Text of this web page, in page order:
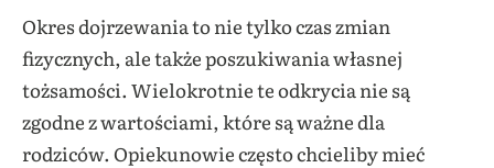
Okres dojrzewania to nie tylko czas zmian
fizycznych, ale także poszukiwania własnej
tożsamości. Wielokrotnie te odkrycia nie są
zgodne z wartościami, które są ważne dla
rodziców. Opiekunowie często chcieliby mieć